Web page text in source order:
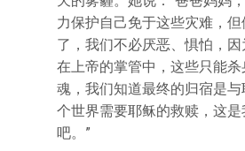
力保护自己免于这些灾难，但
了，我们不必厌恶、惧怕，
在上帝的掌管中，这些只能杀
魂，我们知道最终的归宿是
个世界需要耶稣的救赎，这
吧。”